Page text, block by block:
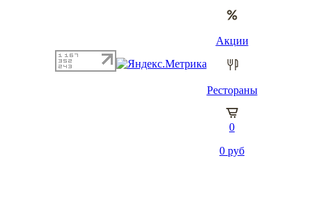
Акции
Рестораны
0
0 руб